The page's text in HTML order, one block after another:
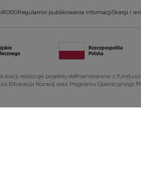
RODORegulamin publikowania informacjiSkargi i
realizuje projekty dofinansowane z
Edukacja Rozwój oraz Programu Operacyjnego